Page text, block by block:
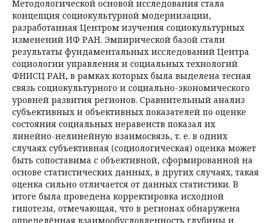
Методологической основой исследования стала
концепция социокультурной модернизации,
разработанная Центром изучения социокультурных
изменений ИФ РАН. Эмпирической базой стали
результаты фундаментальных исследований Центра
социологии управления и социальных технологий
ФНИСЦ РАН, в рамках которых была выделена тесная
связь социокультурного и социально-экономического
уровней развития регионов. Сравнительный анализ
субъективных и объективных показателей по оценке
состояния социальных неравенств показал их
линейно-нелинейную взаимосвязь, т. е. в одних
случаях субъективная (социологическая) оценка может
быть сопоставима с объективной, сформированной на
основе статистических данных, в других случаях, такая
оценка сильно отличается от данных статистики. В
итоге была проведена корректировка исходной
гипотезы, отмечающая, что в регионах обнаружена
определённая взаимообусловленность глубины и